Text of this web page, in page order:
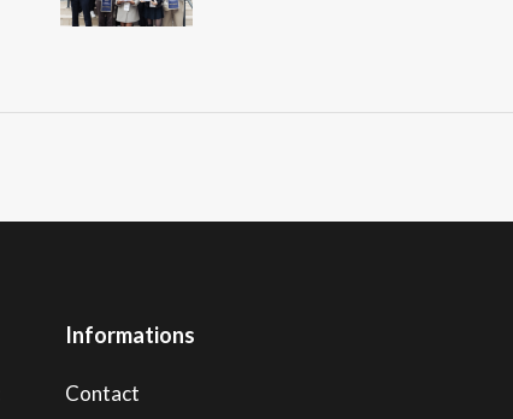
Informations
Contact